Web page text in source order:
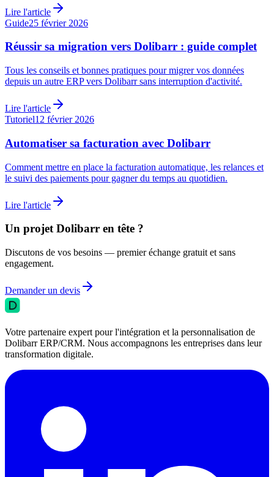
Lire l'article
Guide25 février 2026
Réussir sa migration vers Dolibarr : guide complet
Tous les conseils et bonnes pratiques pour migrer vos données
depuis un autre ERP vers Dolibarr sans interruption d'activité.
Lire l'article
Tutoriel12 février 2026
Automatiser sa facturation avec Dolibarr
Comment mettre en place la facturation automatique, les relances et
le suivi des paiements pour gagner du temps au quotidien.
Lire l'article
Un projet Dolibarr en tête ?
Discutons de vos besoins — premier échange gratuit et sans
engagement.
Demander un devis
Votre partenaire expert pour l'intégration et la personnalisation de
Dolibarr ERP/CRM. Nous accompagnons les entreprises dans leur
transformation digitale.